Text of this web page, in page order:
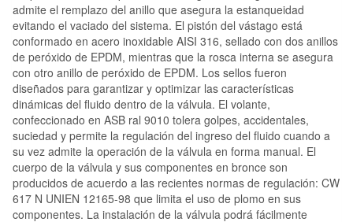
admite el remplazo del anillo que asegura la estanqueidad
evitando el vaciado del sistema. El pistón del vástago está
conformado en acero inoxidable AISI 316, sellado con dos anillos
de peróxido de EPDM, mientras que la rosca interna se asegura
con otro anillo de peróxido de EPDM. Los sellos fueron
diseñados para garantizar y optimizar las características
dinámicas del fluido dentro de la válvula. El volante,
confeccionado en ASB ral 9010 tolera golpes, accidentales,
suciedad y permite la regulación del ingreso del fluido cuando a
su vez admite la operación de la válvula en forma manual. El
cuerpo de la válvula y sus componentes en bronce son
producidos de acuerdo a las recientes normas de regulación: CW
617 N UNIEN 12165-98 que limita el uso de plomo en sus
componentes. La instalación de la válvula podrá fácilmente